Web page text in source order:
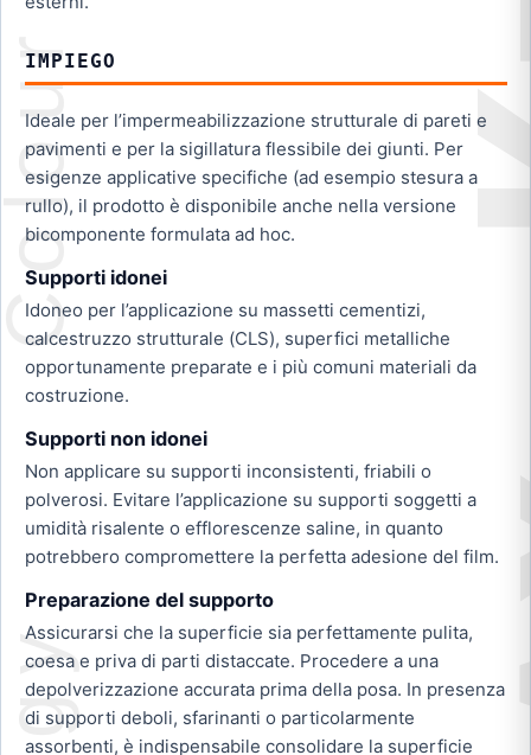
IMPIEGO
Ideale per l’impermeabilizzazione strutturale di pareti e
pavimenti e per la sigillatura flessibile dei giunti. Per
esigenze applicative specifiche (ad esempio stesura a
rullo), il prodotto è disponibile anche nella versione
bicomponente formulata ad hoc.
Supporti idonei
Idoneo per l’applicazione su massetti cementizi,
calcestruzzo strutturale (CLS), superfici metalliche
opportunamente preparate e i più comuni materiali da
costruzione.
Supporti non idonei
Non applicare su supporti inconsistenti, friabili o
polverosi. Evitare l’applicazione su supporti soggetti a
umidità risalente o efflorescenze saline, in quanto
potrebbero compromettere la perfetta adesione del film.
Preparazione del supporto
Assicurarsi che la superficie sia perfettamente pulita,
coesa e priva di parti distaccate. Procedere a una
depolverizzazione accurata prima della posa. In presenza
di supporti deboli, sfarinanti o particolarmente
assorbenti, è indispensabile consolidare la superficie